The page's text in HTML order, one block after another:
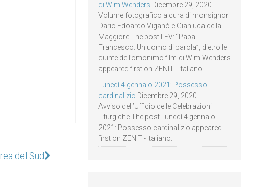
del Sud
di Wim Wenders Dicembre 29, 2020
Volume fotografico a cura di monsignor
Dario Edoardo Viganò e Gianluca della
Maggiore The post LEV: “Papa
Francesco. Un uomo di parola”, dietro le
quinte dell’omonimo film di Wim Wenders
appeared first on ZENIT - Italiano.
Lunedì 4 gennaio 2021: Possesso
cardinalizio Dicembre 29, 2020
Avviso dell’Ufficio delle Celebrazioni
Liturgiche The post Lunedì 4 gennaio
2021: Possesso cardinalizio appeared
first on ZENIT - Italiano.